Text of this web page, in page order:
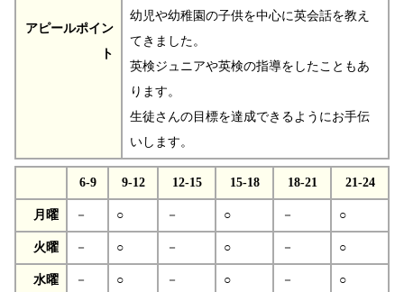
アピールポイン
ト
幼児や幼稚園の子供を中心に英会話を教え
てきました。
英検ジュニアや英検の指導をしたこともあ
ります。
生徒さんの目標を達成できるようにお手伝
いします。
6-9 9-12 12-15 15-18 18-21 21-24
月曜 － ○ － ○ － ○
火曜 － ○ － ○ － ○
水曜 － ○ － ○ － ○